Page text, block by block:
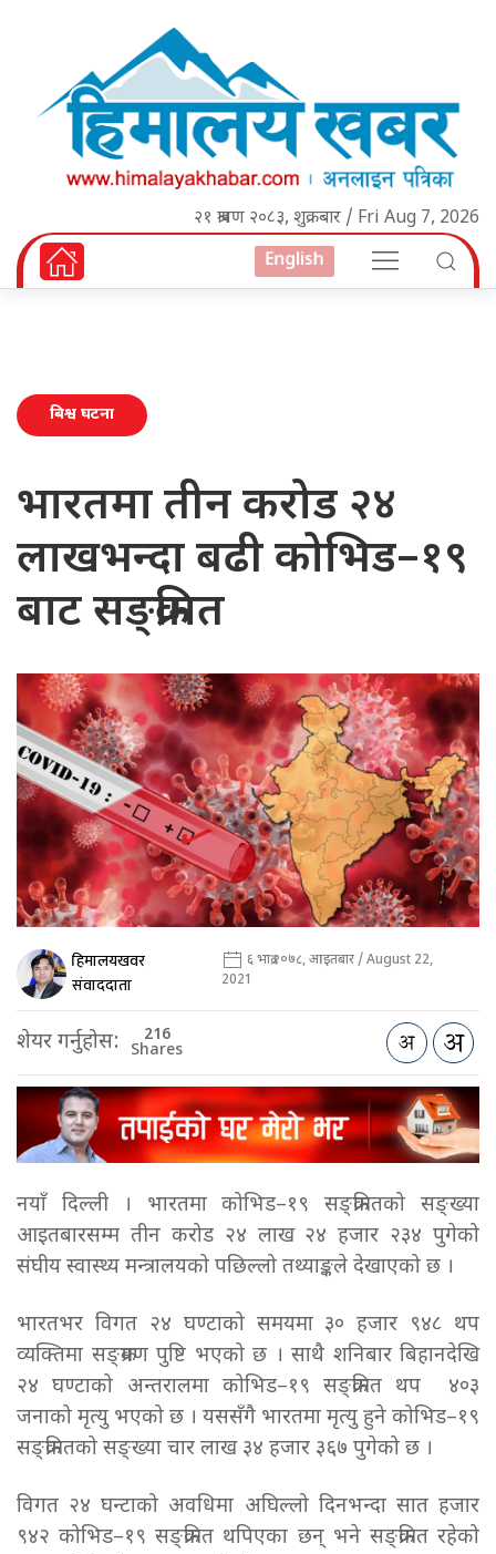
२१ श्रावण २०८३, शुक्रबार / Fri Aug 7, 2026
English
बिश्व घटना
भारतमा तीन करोड २४
लाखभन्दा बढी कोभिड–१९
बाट सङ्क्रमित
हिमालयखवर
संवाददाता
६ भाद्र २०७८, आइतबार / August 22,
2021
शेयर गर्नुहोस: 216
Shares
नयाँ दिल्ली । भारतमा कोभिड–१९ सङ्क्रमितको सङ्ख्या
आइतबारसम्म तीन करोड २४ लाख २४ हजार २३४ पुगेको
संघीय स्वास्थ्य मन्त्रालयको पछिल्लो तथ्याङ्कले देखाएको छ ।
भारतभर विगत २४ घण्टाको समयमा ३० हजार ९४८ थप
व्यक्तिमा सङ्क्रमण पुष्टि भएको छ । साथै शनिबार बिहानदेखि
२४ घण्टाको अन्तरालमा कोभिड–१९ सङ्क्रमित थप ४०३
जनाको मृत्यु भएको छ । यससँगै भारतमा मृत्यु हुने कोभिड–१९
सङ्क्रमितको सङ्ख्या चार लाख ३४ हजार ३६७ पुगेको छ ।
विगत २४ घन्टाको अवधिमा अघिल्लो दिनभन्दा सात हजार
९४२ कोभिड–१९ सङ्क्रमित थपिएका छन् भने सङ्क्रमित रहेको